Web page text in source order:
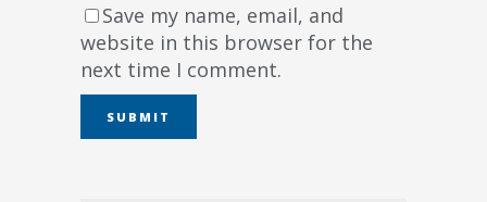
Save my name, email, and
website in this browser for the
next time I comment.